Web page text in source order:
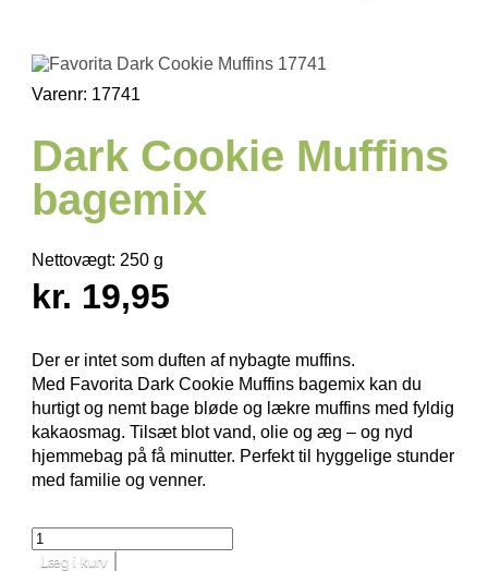
Varenr: 17741
Dark Cookie Muffins
bagemix
Nettovægt: 250 g
kr. 19,95
Der er intet som duften af nybagte muffins.
Med Favorita Dark Cookie Muffins bagemix kan du
hurtigt og nemt bage bløde og lækre muffins med fyldig
kakaosmag. Tilsæt blot vand, olie og æg – og nyd
hjemmebag på få minutter. Perfekt til hyggelige stunder
med familie og venner.
Læg i kurv